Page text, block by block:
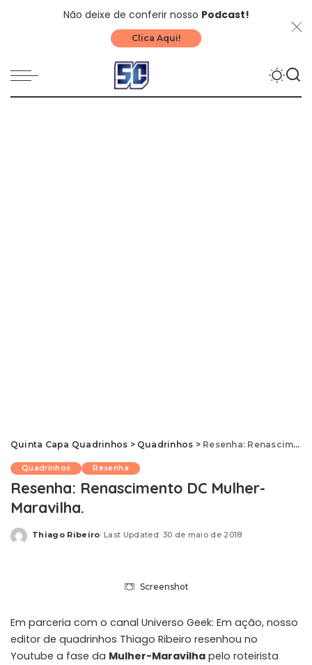
Não deixe de conferir nosso Podcast!
Clica Aqui!
Quinta Capa Quadrinhos > Quadrinhos > Resenha: Renascimento DC Mulher-Maravilha.
Quadrinhos Resenha
Resenha: Renascimento DC Mulher-
Maravilha.
Posted
Thiago Ribeiro Last Updated: 30 de maio de 2018
Screenshot
Em parceria com o canal Universo Geek: Em ação, nosso
editor de quadrinhos Thiago Ribeiro resenhou no
Youtube a fase da Mulher-Maravilha pelo roteirista